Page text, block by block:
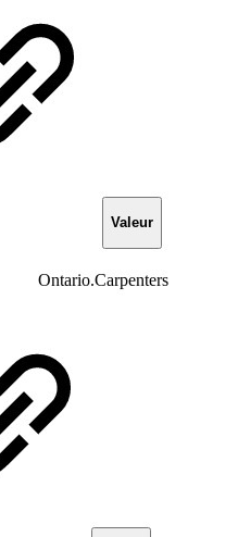
Valeur
Ontario.Carpenters